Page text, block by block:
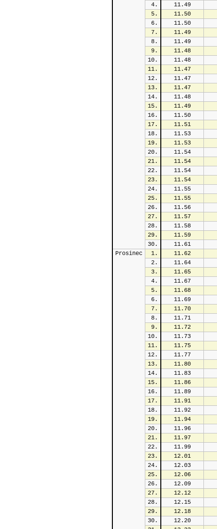
4.
11.49
5.
11.50
6.
11.50
7.
11.49
8.
11.49
9.
11.48
10.
11.48
11.
11.47
12.
11.47
13.
11.47
14.
11.48
15.
11.49
16.
11.50
17.
11.51
18.
11.53
19.
11.53
20.
11.54
21.
11.54
22.
11.54
23.
11.54
24.
11.55
25.
11.55
26.
11.56
27.
11.57
28.
11.58
29.
11.59
30.
11.61
Prosinec
1.
11.62
2.
11.64
3.
11.65
4.
11.67
5.
11.68
6.
11.69
7.
11.70
8.
11.71
9.
11.72
10.
11.73
11.
11.75
12.
11.77
13.
11.80
14.
11.83
15.
11.86
16.
11.89
17.
11.91
18.
11.92
19.
11.94
20.
11.96
21.
11.97
22.
11.99
23.
12.01
24.
12.03
25.
12.06
26.
12.09
27.
12.12
28.
12.15
29.
12.18
30.
12.20